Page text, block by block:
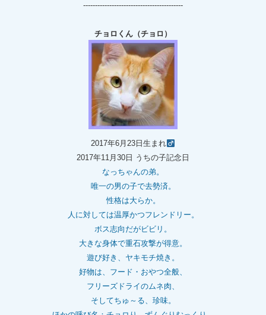
------------------------------------------
チョロくん（チョロ）
2017年6月23日生まれ
2017年11月30日 うちの子記念日
なっちゃんの弟。
唯一の男の子で去勢済。
性格は大らか。
人に対しては温厚かつフレンドリー。
ボス志向だがビビリ。
大きな身体で重石攻撃が得意。
遊び好き、ヤキモチ焼き。
好物は、フード・おやつ全般、
フリーズドライのムネ肉、
そしてちゅ～る、珍味。